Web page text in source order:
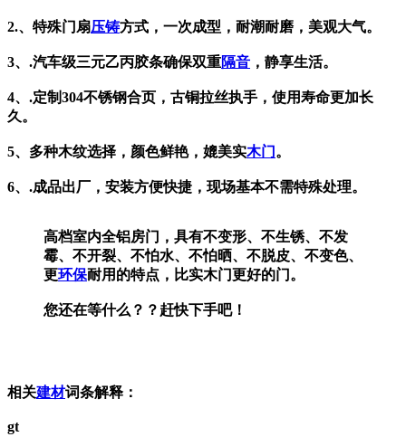
2.、特殊门扇压铸方式，一次成型，耐潮耐磨，美观大气。
3、.汽车级三元乙丙胶条确保双重隔音 ，静享生活。
4、.定制304不锈钢合页，古铜拉丝执手，使用寿命更加长
久。
5、多种木纹选择，颜色鲜艳，媲美实木门 。
6、.成品出厂，安装方便快捷，现场基本不需特殊处理。
高档室内全铝房门，具有不变形、不生锈、不发
霉、不开裂、不怕水、不怕晒、不脱皮、不变色、
更环保耐用的特点，比实木门更好的门。
您还在等什么？？赶快下手吧！
相关建材词条解释：
gt